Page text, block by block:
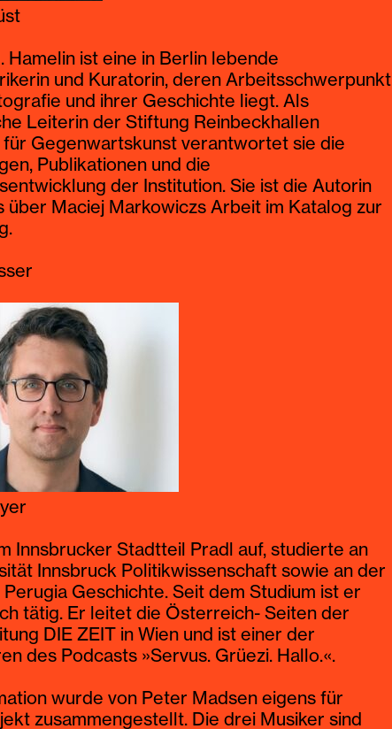
bester australischer Posaunist und seine Band
Jazzgruppe ausgezeichnet. Er
für diverse Jazzensembles, klassisches
Ensemble, Kammerorchester und Chöre sowie
Adrian arbeitete mit Legenden wie
Klaus Doldinger, Kenny Wheeler, Carla Bley
zusammen. Von 2000 bis 2009 war er
Mears Electric Trio ist er Professor am
Basel.
klassisches Schlagwerk in Österreich, von
war er Meisterschüler von Hakim Ludin.
Claudios stilistische Vielfalt von südindischer
Folk. Mit seinen aktuellen
Hamelin ist eine in Berlin lebende
und Kuratorin, deren Arbeitsschwerpunkt
und ihrer Geschichte liegt. Als
Leiterin der Stiftung Reinbeckhallen
für Gegenwartskunst verantwortet sie die
Publikationen und die
der Institution. Sie ist die Autorin
über Maciej Markowiczs Arbeit im Katalog zur
Innsbrucker Stadtteil Pradl auf, studierte an
Innsbruck Politikwissenschaft sowie an der
Geschichte. Seit dem Studium ist er
tätig. Er leitet die Österreich- Seiten der
DIE ZEIT in Wien und ist einer der
des Podcasts »Servus. Grüezi. Hallo.«.
wurde von Peter Madsen eigens für
zusammengestellt. Die drei Musiker sind